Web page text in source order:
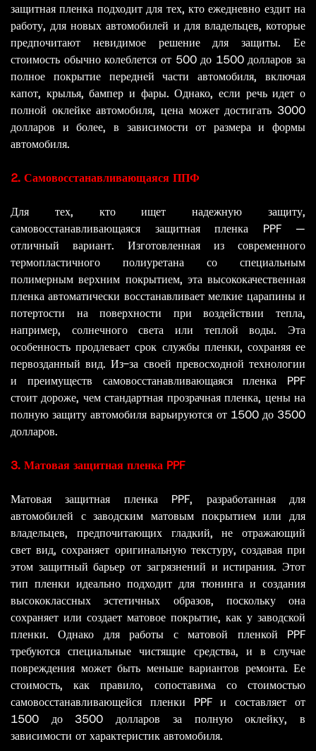
защитная пленка подходит для тех, кто ежедневно ездит на
работу, для новых автомобилей и для владельцев, которые
предпочитают невидимое решение для защиты. Ее
стоимость обычно колеблется от 500 до 1500 долларов за
полное покрытие передней части автомобиля, включая
капот, крылья, бампер и фары. Однако, если речь идет о
полной оклейке автомобиля, цена может достигать 3000
долларов и более, в зависимости от размера и формы
автомобиля.
2. Самовосстанавливающаяся ППФ
Для тех, кто ищет надежную защиту,
самовосстанавливающаяся защитная пленка PPF —
отличный вариант. Изготовленная из современного
термопластичного полиуретана со специальным
полимерным верхним покрытием, эта высококачественная
пленка автоматически восстанавливает мелкие царапины и
потертости на поверхности при воздействии тепла,
например, солнечного света или теплой воды. Эта
особенность продлевает срок службы пленки, сохраняя ее
первозданный вид. Из-за своей превосходной технологии
и преимуществ самовосстанавливающаяся пленка PPF
стоит дороже, чем стандартная прозрачная пленка, цены на
полную защиту автомобиля варьируются от 1500 до 3500
долларов.
3. Матовая защитная пленка PPF
Матовая защитная пленка PPF, разработанная для
автомобилей с заводским матовым покрытием или для
владельцев, предпочитающих гладкий, не отражающий
свет вид, сохраняет оригинальную текстуру, создавая при
этом защитный барьер от загрязнений и истирания. Этот
тип пленки идеально подходит для тюнинга и создания
высококлассных эстетичных образов, поскольку она
сохраняет или создает матовое покрытие, как у заводской
пленки. Однако для работы с матовой пленкой PPF
требуются специальные чистящие средства, и в случае
повреждения может быть меньше вариантов ремонта. Ее
стоимость, как правило, сопоставима со стоимостью
самовосстанавливающейся пленки PPF и составляет от
1500 до 3500 долларов за полную оклейку, в
зависимости от характеристик автомобиля.